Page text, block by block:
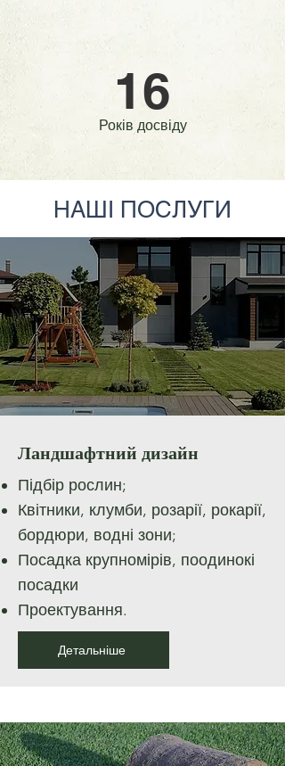
16
Років досвіду
НАШІ ПОСЛУГИ
Ландшафтний дизайн
Підбір рослин;
Квітники, клумби, розарії, рокарії,
бордюри, водні зони;
Посадка крупномірів, поодинокі
посадки
Проектування.
Детальніше